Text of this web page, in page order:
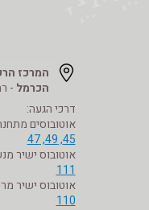
המרכז
הכרמל - רח'
דרכי הגעה:
אוטובוסים
45, 49, 47
אוטובוס ישיר
111
אוטובוס ישיר
110